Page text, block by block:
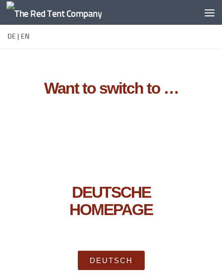
Zum Inhalt springen
DE | EN
Want to switch to …
DEUTSCHE
HOMEPAGE
DEUTSCH